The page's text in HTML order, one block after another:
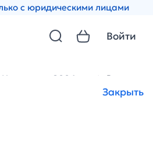
с юридическими лицами
Закрыть
Войти
Новости за 2006 год Выставка